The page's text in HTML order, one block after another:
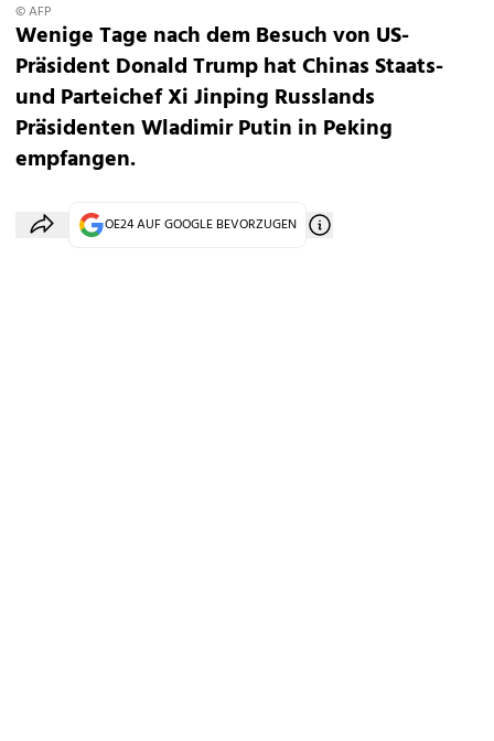
© AFP
Wenige Tage nach dem Besuch von US-
Präsident Donald Trump hat Chinas Staats-
und Parteichef Xi Jinping Russlands
Präsidenten Wladimir Putin in Peking
empfangen.
OE24 AUF GOOGLE BEVORZUGEN